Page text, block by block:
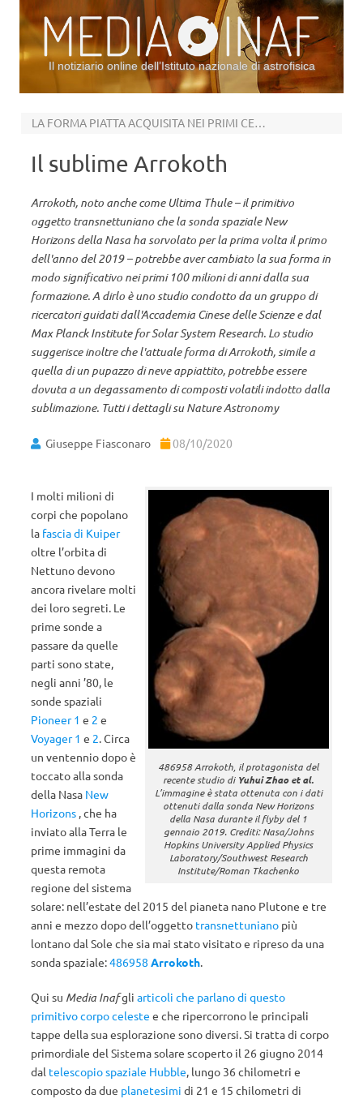
Il notiziario online dell’Istituto nazionale di astrofisica
LA FORMA PIATTA ACQUISITA NEI PRIMI CENTO MILIONI DI ANNI DALLA FORMAZIONE
Il sublime Arrokoth
Arrokoth, noto anche come Ultima Thule – il primitivo
oggetto transnettuniano che la sonda spaziale New
Horizons della Nasa ha sorvolato per la prima volta il primo
dell'anno del 2019 – potrebbe aver cambiato la sua forma in
modo significativo nei primi 100 milioni di anni dalla sua
formazione. A dirlo è uno studio condotto da un gruppo di
ricercatori guidati dall'Accademia Cinese delle Scienze e dal
Max Planck Institute for Solar System Research. Lo studio
suggerisce inoltre che l'attuale forma di Arrokoth, simile a
quella di un pupazzo di neve appiattito, potrebbe essere
dovuta a un degassamento di composti volatili indotto dalla
sublimazione. Tutti i dettagli su Nature Astronomy
Giuseppe Fiasconaro 08/10/2020
486958 Arrokoth, il protagonista del
recente studio di Yuhui Zhao et al.
L’immagine è stata ottenuta con i dati
ottenuti dalla sonda New Horizons
della Nasa durante il flyby del 1
gennaio 2019. Crediti: Nasa/Johns
Hopkins University Applied Physics
Laboratory/Southwest Research
Institute/Roman Tkachenko
I molti milioni di
corpi che popolano
la fascia di Kuiper
oltre l’orbita di
Nettuno devono
ancora rivelare molti
dei loro segreti. Le
prime sonde a
passare da quelle
parti sono state,
negli anni ’80, le
sonde spaziali
Pioneer 1 e 2 e
Voyager 1 e 2. Circa
un ventennio dopo è
toccato alla sonda
della Nasa New
Horizons , che ha
inviato alla Terra le
prime immagini da
questa remota
regione del sistema
solare: nell’estate del 2015 del pianeta nano Plutone e tre
anni e mezzo dopo dell’oggetto transnettuniano più
lontano dal Sole che sia mai stato visitato e ripreso da una
sonda spaziale:486958 Arrokoth.
Qui su Media Inafgli articoli che parlano di questo
primitivo corpo celeste e che ripercorrono le principali
tappe della sua esplorazione sono diversi. Si tratta di corpo
primordiale del Sistema solare scoperto il 26 giugno 2014
dal telescopio spaziale Hubble, lungo 36 chilometri e
composto da due planetesimi di 21 e 15 chilometri di